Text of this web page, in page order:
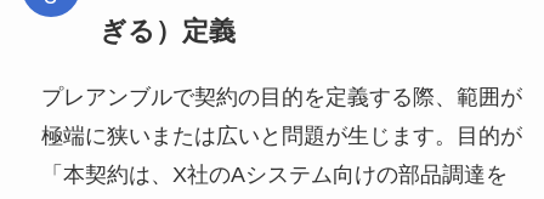
ぎる）定義
プレアンブルで契約の目的を定義する際、範囲が
極端に狭いまたは広いと問題が生じます。目的が
「本契約は、X社のAシステム向けの部品調達を